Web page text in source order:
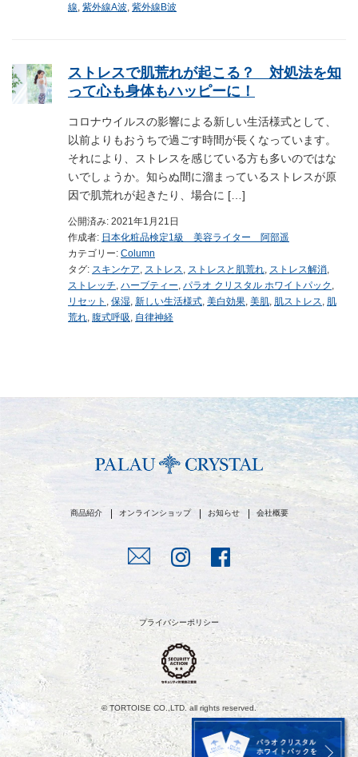
線 紫外線A波 紫外線B波
ストレスで肌荒れが起こる？ 対処法を知
って心も身体もハッピーに！
コロナウイルスの影響による新しい生活様式として、
以前よりもおうちで過ごす時間が長くなっています。
それにより、ストレスを感じている方も多いのではな
いでしょうか。知らぬ間に溜まっているストレスが原
因で肌荒れが起きたり、場合に […]
公開済み: 2021年1月21日
作成者: 日本化粧品検定1級 美容ライター 阿部遥
カテゴリー: Column
タグ: スキンケア, ストレス, ストレスと肌荒れ, ストレス解消,
ストレッチ, ハーブティー, パラオ クリスタル ホワイトパック ,
リセット , 保湿, 新しい生活様式, 美白効果, 美肌, 肌ストレス, 肌
荒れ, 腹式呼吸, 自律神経
商品紹介 オンラインショップ お知らせ 会社概要
プライバシーポリシー
© TORTOISE CO.,LTD. all rights reserved.